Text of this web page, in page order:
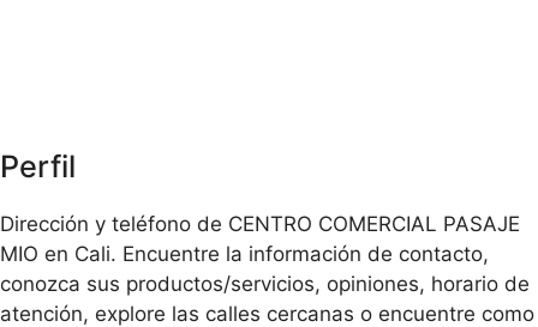
Perfil
Dirección y teléfono de CENTRO COMERCIAL PASAJE
MIO en Cali. Encuentre la información de contacto,
conozca sus productos/servicios, opiniones, horario de
atención, explore las calles cercanas o encuentre como